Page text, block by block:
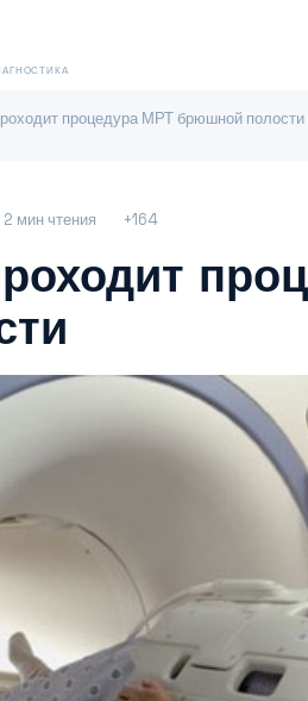
процедура МРТ брюшной полости
2 мин чтения +164